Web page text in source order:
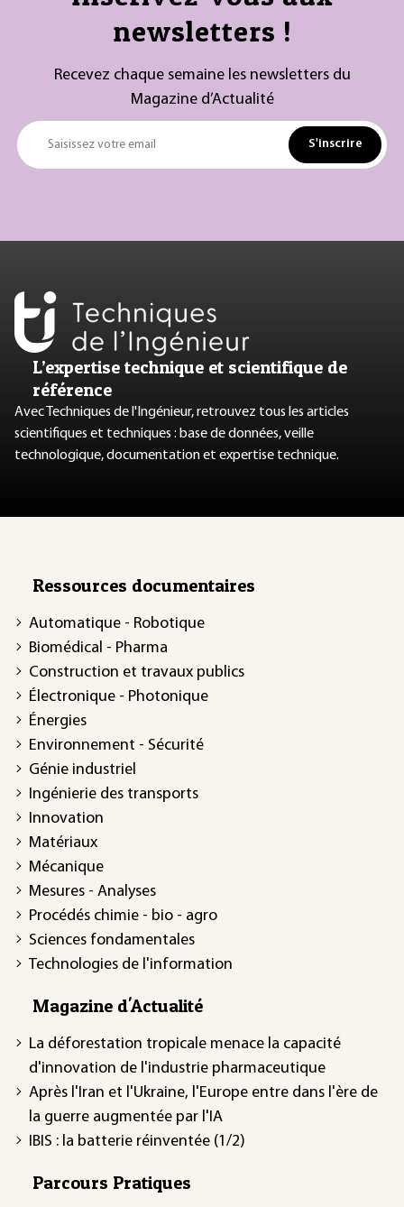
newsletters !
Recevez chaque semaine les newsletters du
Magazine d’Actualité
Saisissez votre email S'inscrire
L’expertise technique et scientifique de
référence
Avec Techniques de l'Ingénieur, retrouvez tous les articles
scientifiques et techniques : base de données, veille
technologique, documentation et expertise technique.
Ressources documentaires
Automatique - Robotique
Biomédical - Pharma
Construction et travaux publics
Électronique - Photonique
Énergies
Environnement - Sécurité
Génie industriel
Ingénierie des transports
Innovation
Matériaux
Mécanique
Mesures - Analyses
Procédés chimie - bio - agro
Sciences fondamentales
Technologies de l'information
Magazine d'Actualité
La déforestation tropicale menace la capacité
d'innovation de l'industrie pharmaceutique
Après l'Iran et l'Ukraine, l'Europe entre dans l'ère de
la guerre augmentée par l'IA
IBIS : la batterie réinventée (1/2)
Parcours Pratiques